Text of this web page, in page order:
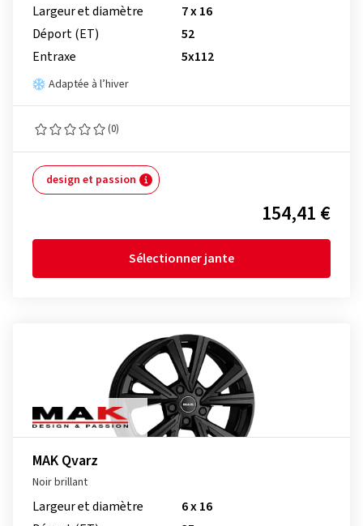
Largeur et diamètre
7 x 16
Déport (ET)
52
Entraxe
5x112
Adaptée à l’hiver
(0)
design et passion
154,41 €
Sélectionner jante
MAK Qvarz
Noir brillant
Largeur et diamètre
6 x 16